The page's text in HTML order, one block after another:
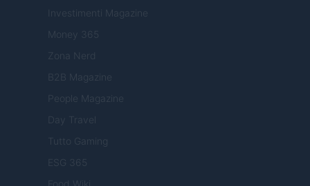
Investimenti Magazine
Money 365
Zona Nerd
B2B Magazine
People Magazine
Day Travel
Tutto Gaming
ESG 365
Food Wiki